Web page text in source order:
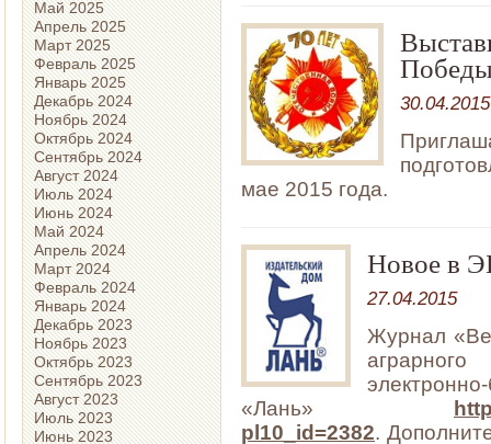
Май 2025
Апрель 2025
Март 2025
Февраль 2025
Январь 2025
Декабрь 2024
Ноябрь 2024
Октябрь 2024
Сентябрь 2024
Август 2024
Июль 2024
Июнь 2024
Май 2024
Апрель 2024
Март 2024
Февраль 2024
Январь 2024
Декабрь 2023
Ноябрь 2023
Октябрь 2023
Сентябрь 2023
Август 2023
Июль 2023
Июнь 2023
30.04.2015
мае 2015 года.
Новое в
27.04.2015
Журнал
«Лань»
pl10_id=2382.